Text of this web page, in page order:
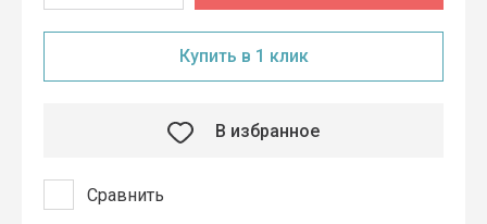
Купить в 1 клик
Сравнить
В избранное